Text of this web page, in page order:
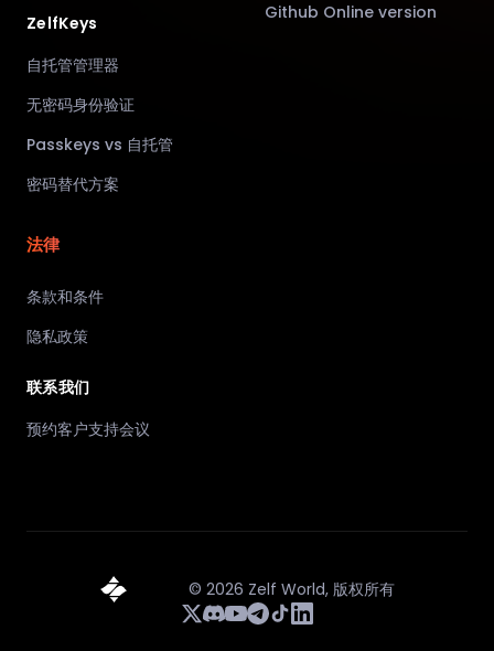
ZelfKeys
自托管管理器
无密码身份验证
Passkeys vs 自托管
密码替代方案
Github Online version
法律
条款和条件
隐私政策
联系我们
预约客户支持会议
© 2026 Zelf World, 版权所有